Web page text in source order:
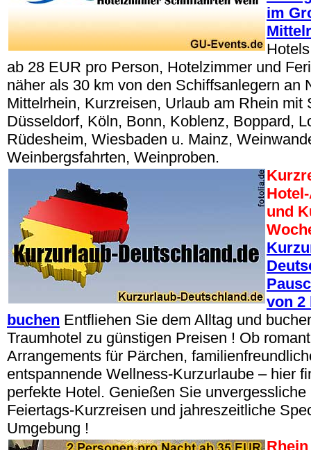
im
ab 28 EUR pro Person, Hotelzimmer und
näher als 30 km von den Schiffsanlegern an
Mittelrhein, Kurzreisen, Urlaub am Rhein mit
Düsseldorf, Köln, Bonn, Koblenz, Boppard,
Rüdesheim, Wiesbaden u. Mainz,
Weinbergsfahrten, Weinproben.
und
von 2
buchen Entfliehen Sie dem Alltag und
Traumhotel zu günstigen Preisen ! Ob
Arrangements für Pärchen,
entspannende Wellness-Kurzurlaube – hier
perfekte Hotel. Genießen Sie
Feiertags-Kurzreisen und jahreszeitliche
Umgebung !